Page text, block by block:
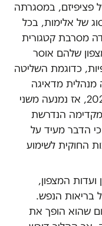
פציפיזם, במסגרתה
של אלימות, בכל
מסרבת קטגורית
שלהם אוסר
כדוגמת השליטה
מדאיגה
שנחשפה בדוח אירעה בדצמבר 2025, אז נמנעה משני
הנדרשת
כי הדבר מעיד על
החוקית לשימוע
ועדות המצפון,
בריאות הנפש.
שהוא הופך את